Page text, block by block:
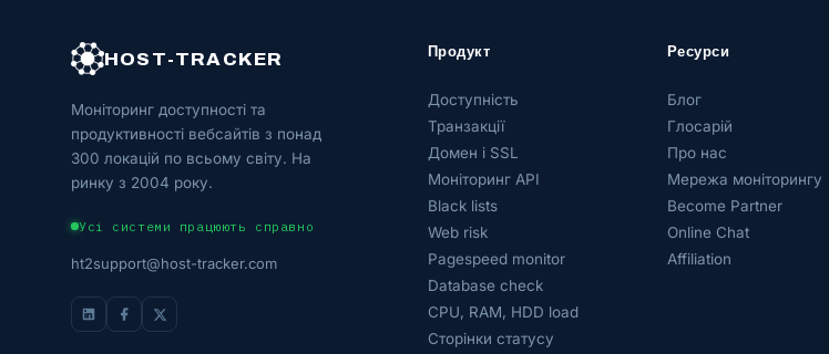
HOST-TRACKER
Моніторинг доступності та
продуктивності вебсайтів з понад
300 локацій по всьому світу. На
ринку з 2004 року.
Усі системи працюють справно
ht2support@host-tracker.com
Продукт
Доступність
Транзакції
Домен і SSL
Моніторинг API
Black lists
Web risk
Pagespeed monitor
Database check
CPU, RAM, HDD load
Сторінки статусу
Ресурси
Блог
Глосарій
Про нас
Мережа моніторингу
Become Partner
Online Chat
Affiliation